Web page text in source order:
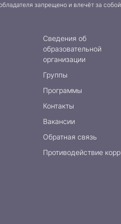
запрещено и влечёт за
Сведения об
образовательной
организации
Группы
Программы
Контакты
Вакансии
Обратная связь
Противодействие